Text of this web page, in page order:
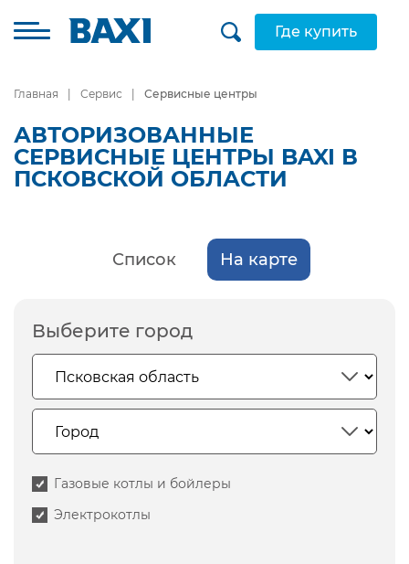
Где купить
Главная Сервис Сервисные центры
АВТОРИЗОВАННЫЕ
СЕРВИСНЫЕ ЦЕНТРЫ BAXI В
ПСКОВСКОЙ ОБЛАСТИ
Список На карте
Выберите город
Газовые котлы и бойлеры
Электрокотлы